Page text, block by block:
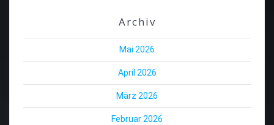
Archiv
Mai 2026
April 2026
März 2026
Februar 2026